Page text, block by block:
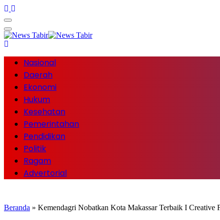
Nasional
Daerah
Ekonomi
Hukum
Kesehatan
Pemerintahan
Pendidikan
Politik
Ragam
Advertorial
Beranda » Kemendagri Nobatkan Kota Makassar Terbaik I